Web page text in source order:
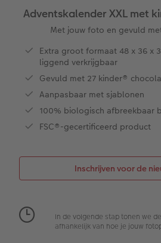
XXL Liggend
Compact Liggend
Compact Vierkant
Kids
Kaftsoorten
Reliëfopdruk
Square prints
Fine art prints
Mini prints
Foto in lijst
Fotosets
Fotobox
Foto op galerijprint
Foto op forex
Foto op hout
Foto op hexxas
Wanddecoratie in
Fineline
Om op te schrijven
Met designs
Alle extra's
Textiel
Fotomagneten
Telefoonhoesjes
Fotogeschenkbox
Art Prints
Trouwkaarten
Babykaarten
Communiekaarten
Met reliëfopdruk
Huwelijk
Huisdieren
Woondecoratietips
Fotoboektips
CEWE myPhotos
Videotutorials
Cadeaus voor
Cadeaus voor
Duurzamere
Adventskalender XXL met
Met jouw foto en gevuld
Extra groot formaat 48 x 36 x
liggend verkrijgbaar
Gevuld met 27 kinder®
Aanpasbaar met sjablonen
100% biologisch afbreekbaar
FSC®-gecertificeerd product
Inschrijven voor de
In de volgende stap tonen we
afhankelijk van hoe je jouw